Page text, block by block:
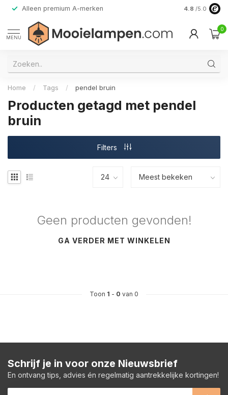
Alleen premium A-merken 4.8 /5.0
MENU
0
Home / Tags / pendel bruin
Producten getagd met pendel
bruin
Filters
Geen producten gevonden!
GA VERDER MET WINKELEN
Toon 1 - 0 van 0
Schrijf je in voor onze Nieuwsbrief
En ontvang tips, advies én regelmatig aantrekkelijke kortingen!